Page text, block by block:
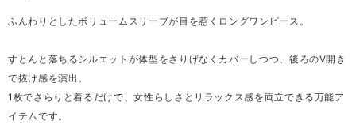
ふんわりとしたボリュームスリーブが目を惹くロングワンピース。
すとんと落ちるシルエットが体型をさりげなくカバーしつつ、後ろのV開き
で抜け感を演出。
1枚でさらりと着るだけで、女性らしさとリラックス感を両立できる万能ア
イテムです。